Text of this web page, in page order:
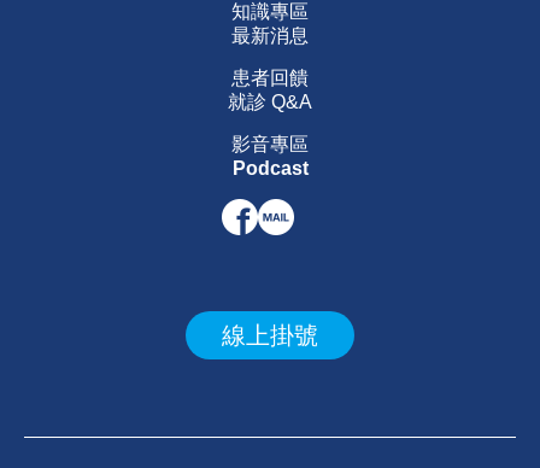
知識專區
最新消息
患者回饋
就診 Q&A
影音專區
Podcast
線上掛號